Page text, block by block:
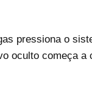
pressiona o
oculto começa